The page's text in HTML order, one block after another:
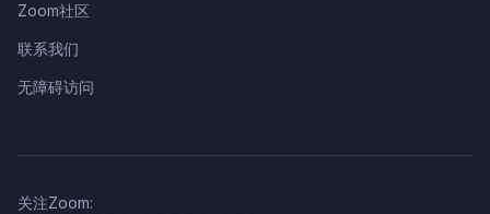
Zoom社区
联系我们
无障碍访问
关注Zoom: